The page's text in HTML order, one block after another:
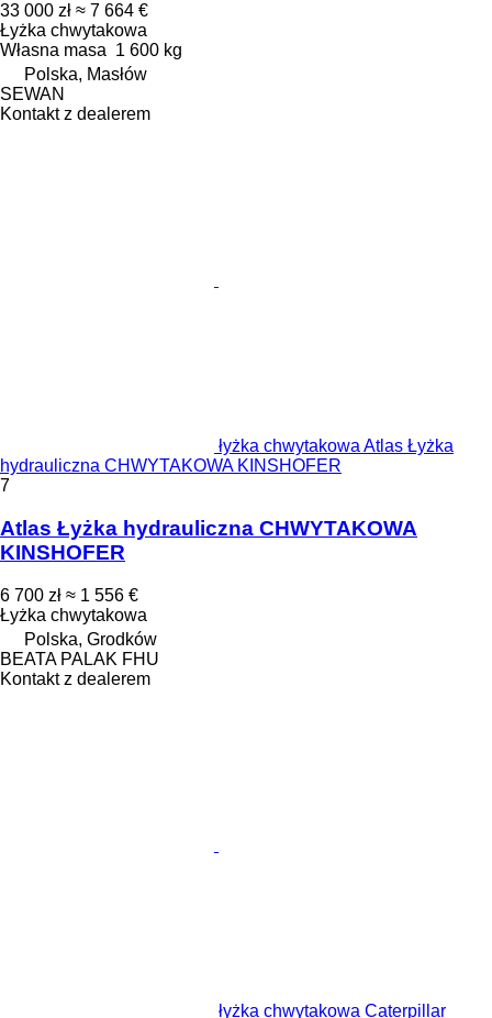
33 000 zł ≈ 7 664 €
Łyżka chwytakowa
Własna masa 1 600 kg
Polska, Masłów
SEWAN
Kontakt z dealerem
łyżka chwytakowa Atlas Łyżka
hydrauliczna CHWYTAKOWA KINSHOFER
7
Atlas Łyżka hydrauliczna CHWYTAKOWA
KINSHOFER
6 700 zł ≈ 1 556 €
Łyżka chwytakowa
Polska, Grodków
BEATA PALAK FHU
Kontakt z dealerem
łyżka chwytakowa Caterpillar